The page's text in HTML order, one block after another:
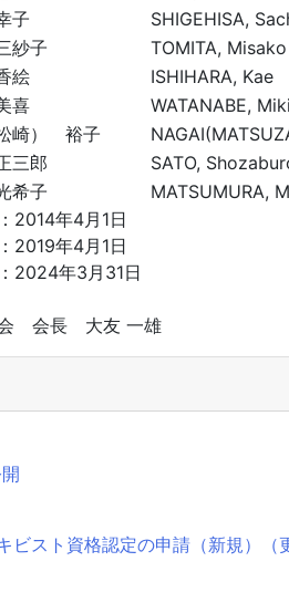
子 SHIGEHISA,
紗子 TOMITA, Misako
絵 ISHIHARA, Kae
喜 WATANABE, Miki
崎） 裕子
三郎 SATO,
希子 MATSUMURA,
2014年4月1日
2019年4月1日
2024年3月31日
会 会長 大友 一雄
ビスト資格認定の申請（新規）（